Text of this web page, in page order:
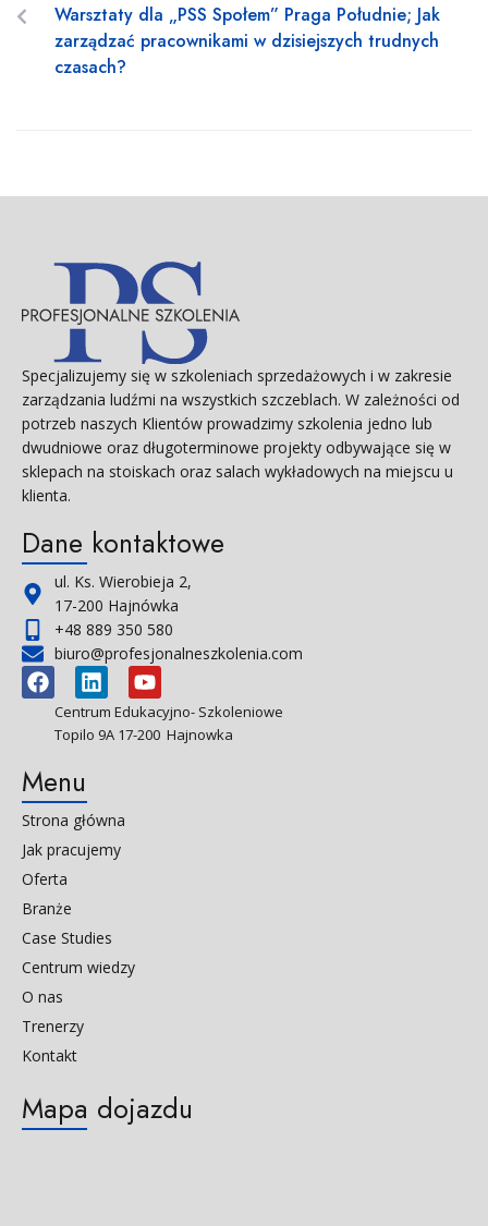
Warsztaty dla „PSS Społem” Praga Południe; Jak
zarządzać pracownikami w dzisiejszych trudnych
czasach?
Specjalizujemy się w szkoleniach sprzedażowych i w zakresie
zarządzania ludźmi na wszystkich szczeblach. W zależności od
potrzeb naszych Klientów prowadzimy szkolenia jedno lub
dwudniowe oraz długoterminowe projekty odbywające się w
sklepach na stoiskach oraz salach wykładowych na miejscu u
klienta.
Dane kontaktowe
ul. Ks. Wierobieja 2,
17-200 Hajnówka
+48 889 350 580
biuro@profesjonalneszkolenia.com
Centrum Edukacyjno- Szkoleniowe
Topilo 9A 17-200 Hajnowka
Menu
Strona główna
Jak pracujemy
Oferta
Branże
Case Studies
Centrum wiedzy
O nas
Trenerzy
Kontakt
Mapa dojazdu